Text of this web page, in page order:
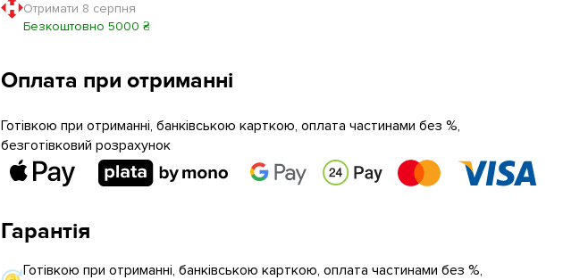
Отримати 8 серпня
Безкоштовно 5000 ₴
Оплата при отриманні
Готівкою при отриманні, банківською карткою, оплата частинами без %,
безготівковий розрахунок
Гарантія
Готівкою при отриманні, банківською карткою, оплата частинами без %,